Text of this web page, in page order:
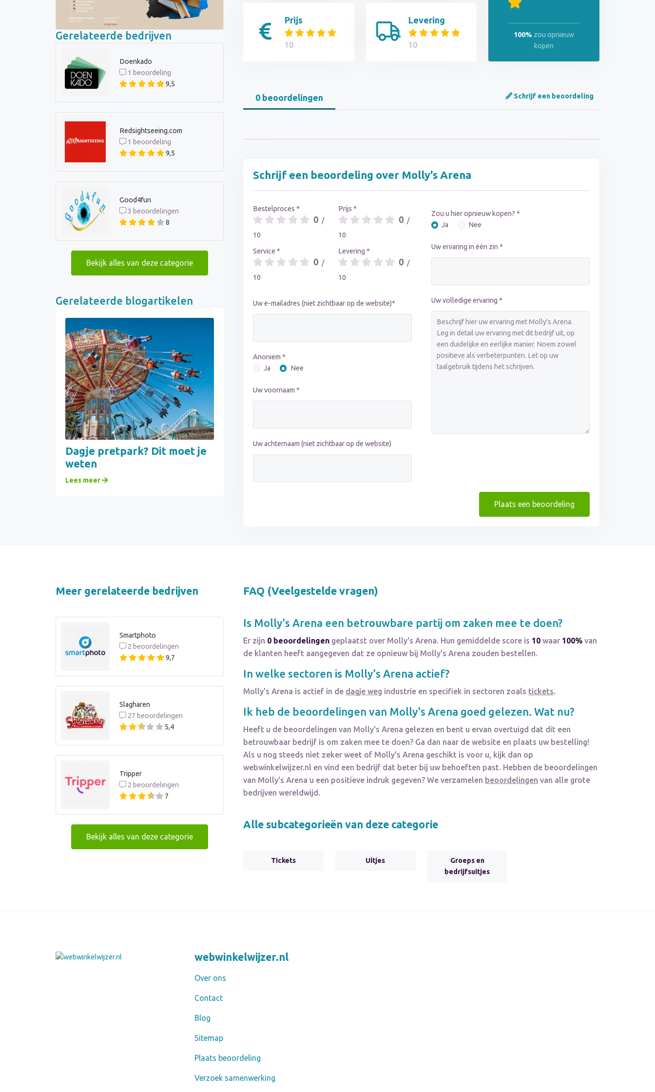
Gerelateerde bedrijven
Doenkado
1 beoordeling
9,5
Redsightseeing.com
1 beoordeling
9,5
Good4fun
3 beoordelingen
8
Bekijk alles van deze categorie
Gerelateerde blogartikelen
Dagje pretpark? Dit moet je
weten
Lees meer
Prijs
10
Levering
10
100% zou opnieuw
kopen
0 beoordelingen Schrijf een beoordeling
Schrijf een beoordeling over Molly's Arena
Bestelproces *
0 /
10
Service *
0 /
10
Prijs *
0 /
10
Levering *
0 /
10
Uw e-mailadres (niet zichtbaar op de website)*
Anoniem *
Ja
Nee
Uw voornaam *
Uw achternaam (niet zichtbaar op de website)
Zou u hier opnieuw kopen? *
Ja
Nee
Uw ervaring in één zin *
Uw volledige ervaring *
Plaats een beoordeling
Meer gerelateerde bedrijven
Smartphoto
2 beoordelingen
9,7
Slagharen
27 beoordelingen
5,4
Tripper
2 beoordelingen
7
Bekijk alles van deze categorie
FAQ (Veelgestelde vragen)
Is Molly's Arena een betrouwbare partij om zaken mee te doen?
Er zijn 0 beoordelingen geplaatst over Molly's Arena. Hun gemiddelde score is 10 waar 100% van
de klanten heeft aangegeven dat ze opnieuw bij Molly's Arena zouden bestellen.
In welke sectoren is Molly's Arena actief?
Molly's Arena is actief in de dagje weg industrie en specifiek in sectoren zoals tickets.
Ik heb de beoordelingen van Molly's Arena goed gelezen. Wat nu?
Heeft u de beoordelingen van Molly's Arena gelezen en bent u ervan overtuigd dat dit een
betrouwbaar bedrijf is om zaken mee te doen? Ga dan naar de website en plaats uw bestelling!
Als u nog steeds niet zeker weet of Molly's Arena geschikt is voor u, kijk dan op
webwinkelwijzer.nl en vind een bedrijf dat beter bij uw behoeften past. Hebben de beoordelingen
van Molly's Arena u een positieve indruk gegeven? We verzamelen beoordelingen van alle grote
bedrijven wereldwijd.
Alle subcategorieën van deze categorie
Tickets Uitjes
Groeps en
bedrijfsuitjes
webwinkelwijzer.nl
Over ons
Contact
Blog
Sitemap
Plaats beoordeling
Verzoek samenwerking